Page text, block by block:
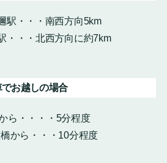
駅・・・南西方向5km
・・・北西方向に約7km
でお越しの場合
ら・・・・5分程度
から・・・10分程度